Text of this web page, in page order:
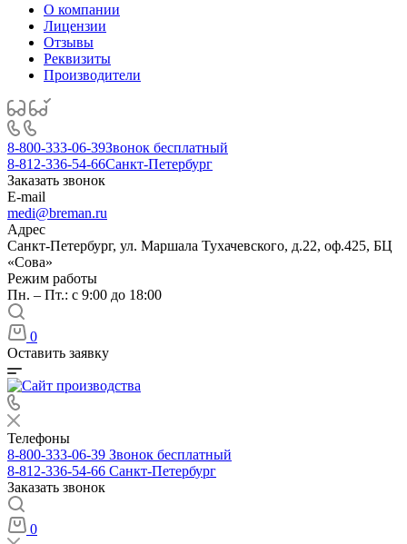
О компании
Лицензии
Отзывы
Реквизиты
Производители
8-800-333-06-39Звонок бесплатный
8-812-336-54-66Санкт-Петербург
Заказать звонок
E-mail
medi@breman.ru
Адрес
Санкт-Петербург, ул. Маршала Тухачевского, д.22, оф.425, БЦ
«Сова»
Режим работы
Пн. – Пт.: с 9:00 до 18:00
0
Оставить заявку
Телефоны
8-800-333-06-39 Звонок бесплатный
8-812-336-54-66 Санкт-Петербург
Заказать звонок
0